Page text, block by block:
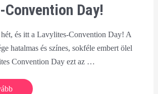
Day!
és itt a Lavylites-Convention Day! A
hatalmas és színes, sokféle embert ölel
Convention Day ezt az …